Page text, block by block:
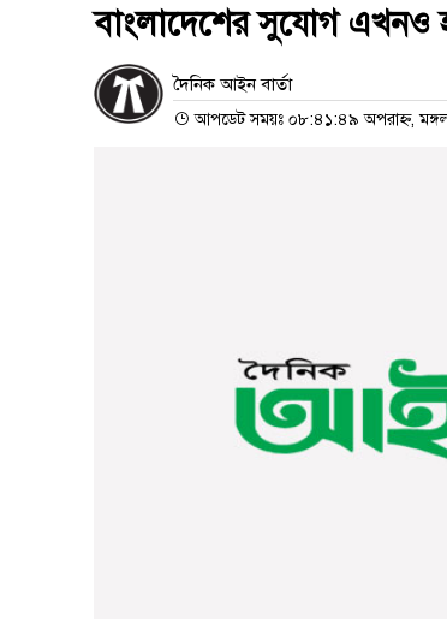
বাংলাদেশের সুযোগ এখনও
দৈনিক আইন বার্তা
আপডেট সময়ঃ ০৮:৪১:৪৯ অপরাহ্ন,